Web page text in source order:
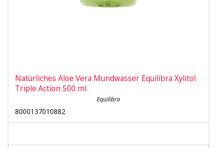
Natürliches Aloe Vera Mundwasser Equilibra Xylitol
Triple Action 500 ml.
Equilibra
8000137010882